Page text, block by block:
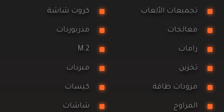
تجميعات الألعاب كروت شاشة
معالجات مذربوردات
رامات M.2
تخزين مبردات
مزودات طاقة كيسات
المراوح شاشات